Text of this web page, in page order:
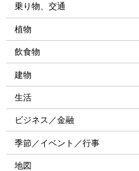
乗り物、交通
植物
飲食物
建物
生活
ビジネス／金融
季節／イベント／行事
地図